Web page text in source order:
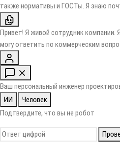
также нормативы и ГОСТы. Я знаю
Привет! Я живой сотрудник компании.
могу ответить по коммерческим
Ваш персональный инженер
ИИ
Человек
Подтвердите, что вы не робот